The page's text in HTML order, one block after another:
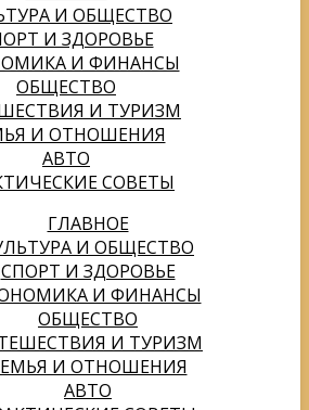
И ОБЩЕСТВО
И ЗДОРОВЬЕ
И ФИНАНСЫ
ОБЩЕСТВО
И ТУРИЗМ
И ОТНОШЕНИЯ
АВТО
СОВЕТЫ
ГЛАВНОЕ
И ОБЩЕСТВО
СПОРТ И ЗДОРОВЬЕ
И ФИНАНСЫ
ОБЩЕСТВО
И ТУРИЗМ
И ОТНОШЕНИЯ
АВТО